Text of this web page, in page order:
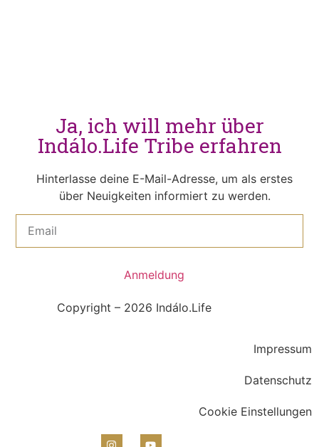
Ja, ich will mehr über
Indálo.Life Tribe erfahren
Hinterlasse deine E-Mail-Adresse, um als erstes
über Neuigkeiten informiert zu werden.
Anmeldung
Copyright – 2026 Indálo.Life
Impressum
Datenschutz
Cookie Einstellungen